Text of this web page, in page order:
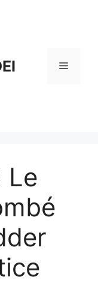
Menu
Le